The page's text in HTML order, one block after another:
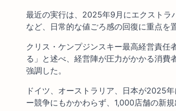
最近の実行は、2025年9月にエクストラ
など、日常的な値ごろ感の回復に重点を
クリス・ケンプジンスキー最高経営責
る」と述べ、経営陣が圧力がかかる消
強調した。
ドイツ、オーストラリア、日本が2025
ー競争にもかかわらず、1,000店舗の新